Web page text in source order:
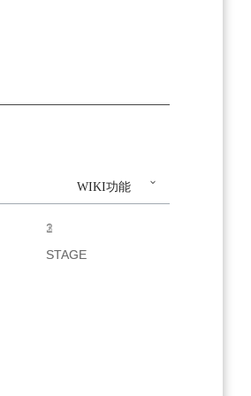
WIKI功能
1
STAGE
2
STAGE
3
STAGE